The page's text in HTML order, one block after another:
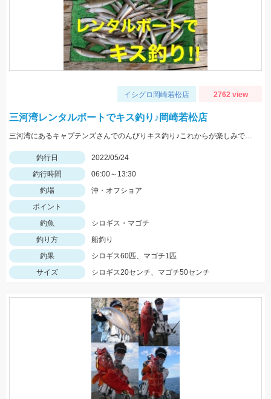
イシグロ岡崎若松店 2762 view
三河湾レンタルボートでキス釣り♪岡崎若松店
三河湾にあるキャプテンズさんでのんびりキス釣り♪これからが楽しみですね♪
釣行日
2022/05/24
釣行時間
06:00～13:30
釣場
沖・オフショア
ポイント
釣魚
シロギス・マゴチ
釣り方
船釣り
釣果
シロギス60匹、マゴチ1匹
サイズ
シロギス20センチ、マゴチ50センチ